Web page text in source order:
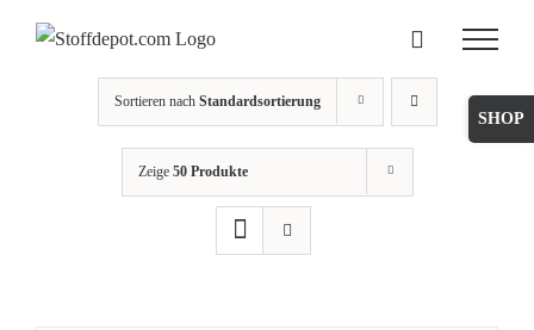
Sortieren nach Standardsortierung
Zeige 50 Produkte
Toggle
Sliding